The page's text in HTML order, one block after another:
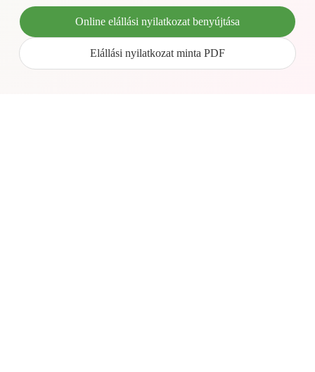
Online elállási nyilatkozat benyújtása
Elállási nyilatkozat minta PDF